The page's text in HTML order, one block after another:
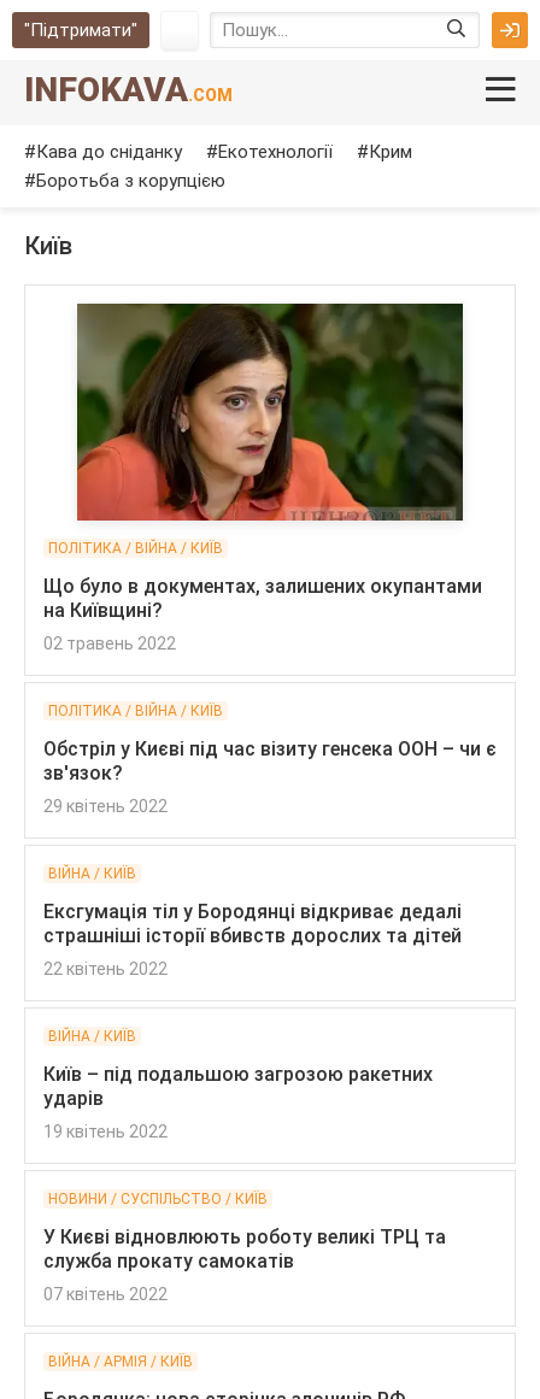
"Підтримати"
INFOKAVA.COM
Кава до сніданку Екотехнології
Крим
Боротьба з корупцією
Київ
ПОЛІТИКА / ВІЙНА / КИЇВ
Що було в документах, залишених окупантами
на Київщині?
02 травень 2022
ПОЛІТИКА / ВІЙНА / КИЇВ
Обстріл у Києві під час візиту генсека ООН – чи є
зв'язок?
29 квітень 2022
ВІЙНА / КИЇВ
Ексгумація тіл у Бородянці відкриває дедалі
страшніші історії вбивств дорослих та дітей
22 квітень 2022
ВІЙНА / КИЇВ
Київ – під подальшою загрозою ракетних
ударів
19 квітень 2022
НОВИНИ / СУСПІЛЬСТВО / КИЇВ
У Києві відновлюють роботу великі ТРЦ та
служба прокату самокатів
07 квітень 2022
ВІЙНА / АРМІЯ / КИЇВ